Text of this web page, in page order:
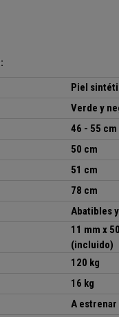
Piel
Verde y
46 - 55 cm
50 cm
51 cm
78 cm
Abatibles
11 mm x
(incluido)
120 kg
16 kg
A estrenar